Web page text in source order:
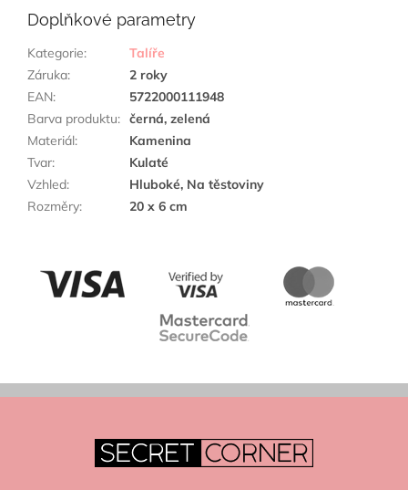
Doplňkové parametry
Kategorie:
Talíře
Záruka:
2 roky
EAN:
5722000111948
Barva produktu: černá, zelená
Materiál:
Kamenina
Tvar:
Kulaté
Vzhled:
Hluboké, Na těstoviny
Rozměry: 20 x 6 cm